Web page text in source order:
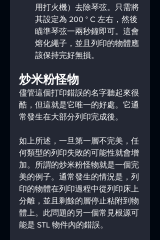
用打火機）去除琴弦。只需將
其設定為 200 ° C 左右，然後
瞄準琴弦一兩秒鐘即可。這會
熔化繩子，並且列印的物體應
該保持完好無損。
炒米粉怪物
儘管這個打印錯誤的名字聽起來很
酷，但這就是它唯一的好處。它通
常發生在大部分列印完成後。
如上所述，一旦第一層不完美，任
何類型的列印失敗的可能性就會增
加。所謂的炒米粉怪物就是一個完
美的例子。通常發生的情況是，列
印的物體在列印過程中從列印床上
分離，並且剩餘的層停止粘附到物
體上。此問題的另一個常見根源可
能是 STL 物件內的錯誤。